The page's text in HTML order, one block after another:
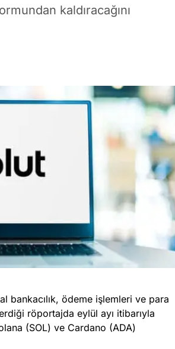
kaldıracağını
bankacılık, ödeme işlemleri ve para
röportajda eylül ayı itibarıyla
(SOL) ve Cardano (ADA)